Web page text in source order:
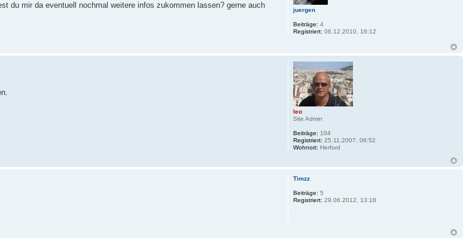
du mir da eventuell nochmal weitere infos zukommen lassen? gerne auch
juergen
Beiträge: 4
Registriert: 06.12.2010, 16:12
leo
Site Admin
Beiträge: 104
Registriert: 25.11.2007, 06:52
Wohnort: Herford
Timzz
Beiträge: 5
Registriert: 29.06.2012, 13:18